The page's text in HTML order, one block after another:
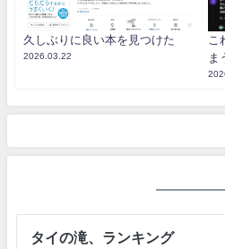
久しぶりに良い本を見つけた
2026.03.22
こ
ま